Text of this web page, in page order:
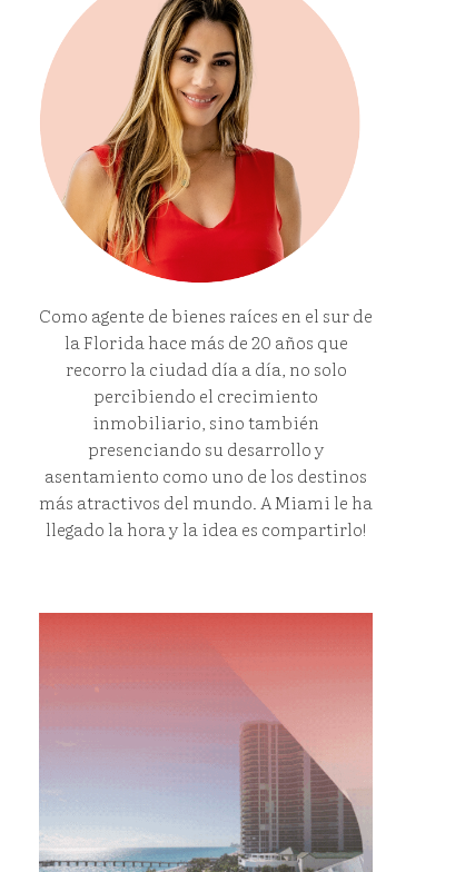
Como agente de bienes raíces en el sur de
la Florida hace más de 20 años que
recorro la ciudad día a día, no solo
percibiendo el crecimiento
inmobiliario, sino también
presenciando su desarrollo y
asentamiento como uno de los destinos
más atractivos del mundo. A Miami le ha
llegado la hora y la idea es compartirlo!